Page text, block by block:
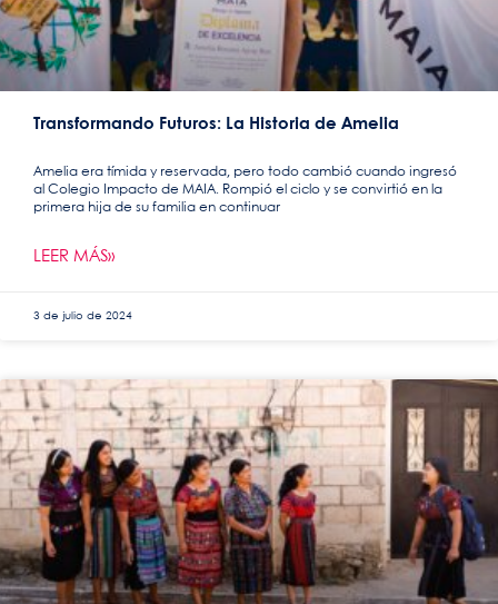
Transformando Futuros: La Historia de Amelia
Amelia era tímida y reservada, pero todo cambió cuando ingresó
al Colegio Impacto de MAIA. Rompió el ciclo y se convirtió en la
primera hija de su familia en continuar
LEER MÁS»
3 de julio de 2024